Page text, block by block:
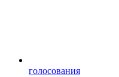
голосования